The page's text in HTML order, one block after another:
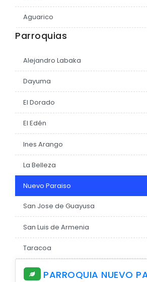
Plan Anual Contratación -
Plan Operativo Anual - POA
Gestión Institucional
Capacitaciones y talleres
EJECUCIÓN PRESUPUESTARIA
Información Presupuestaria
Procesos de contratación
SOPORTE INSTITUCIONAL
Aguarico
Parroquias
Alejandro Labaka
Dayuma
El Dorado
El Edén
Ines Arango
La Belleza
Nuevo Paraiso
San Jose de Guayusa
San Luis de Armenia
Taracoa
PARROQUIA NUEVO